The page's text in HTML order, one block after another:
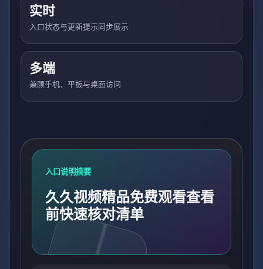
实时
入口状态与更新提示同步展示
多端
兼顾手机、平板与桌面访问
入口说明摘要
久久视频精品免费观看查看
前快速核对清单